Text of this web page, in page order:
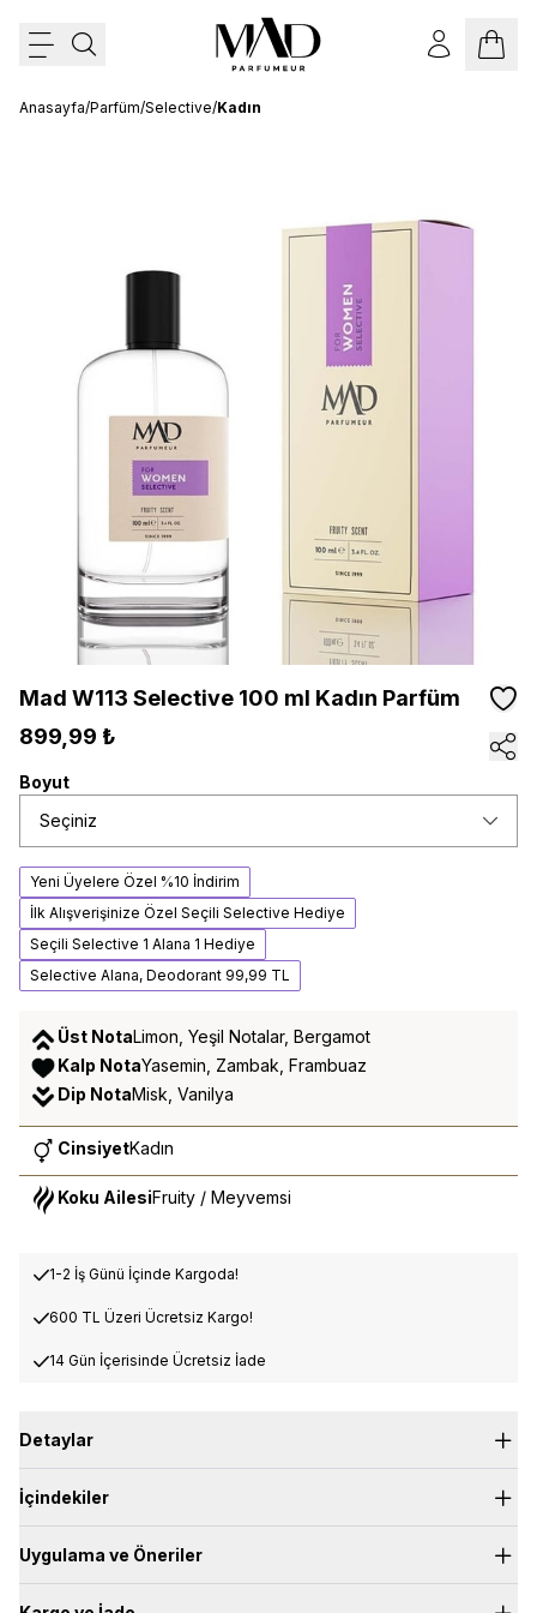
Anasayfa/Parfüm/Selective/Kadın
Mad W113 Selective 100 ml Kadın Parfüm
899,99 ₺
Boyut
Seçiniz
Yeni Üyelere Özel %10 İndirim
İlk Alışverişinize Özel Seçili Selective Hediye
Seçili Selective 1 Alana 1 Hediye
Selective Alana, Deodorant 99,99 TL
Üst NotaLimon, Yeşil Notalar, Bergamot
Kalp NotaYasemin, Zambak, Frambuaz
Dip NotaMisk, Vanilya
CinsiyetKadın
Koku AilesiFruity / Meyvemsi
1-2 İş Günü İçinde Kargoda!
600 TL Üzeri Ücretsiz Kargo!
14 Gün İçerisinde Ücretsiz İade
Detaylar
Kalp Nota:
Dip Nota:Misk, Vanilya
İçindekiler
Uygulama ve Öneriler